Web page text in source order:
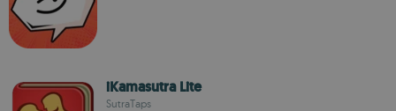
iKamasutra Lite
SutraTaps